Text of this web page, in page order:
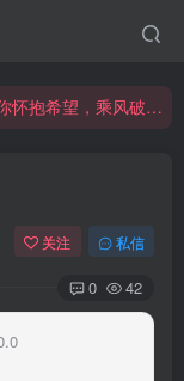
愿幸福与成功常伴左右，创造更加辉煌的未来！
幸福与成功常伴左右，创造更加辉煌的未来！
关注 私信
0 42